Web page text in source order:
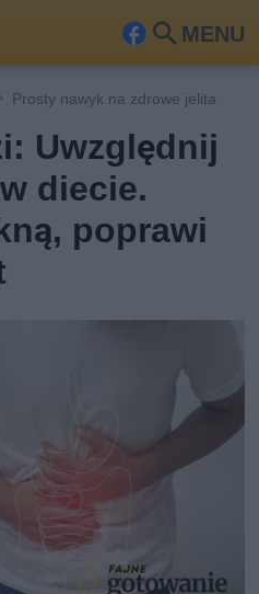
MENU
Fa
ook
Szu
Prosty nawyk na zdrowe jelita
Uwzględnij
diecie.
poprawi